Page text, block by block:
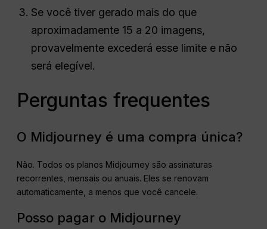
Se você tiver gerado mais do que
aproximadamente 15 a 20 imagens,
provavelmente excederá esse limite e não
será elegível.
Perguntas frequentes
O Midjourney é uma compra única?
Não. Todos os planos Midjourney são assinaturas
recorrentes, mensais ou anuais. Eles se renovam
automaticamente, a menos que você cancele.
Posso pagar o Midjourney